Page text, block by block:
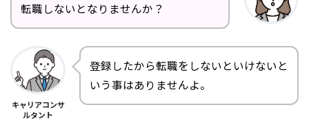
転職しないとなりませんか？
キャリアコンサ
ルタント
登録したから転職をしないといけないと
いう事はありませんよ。